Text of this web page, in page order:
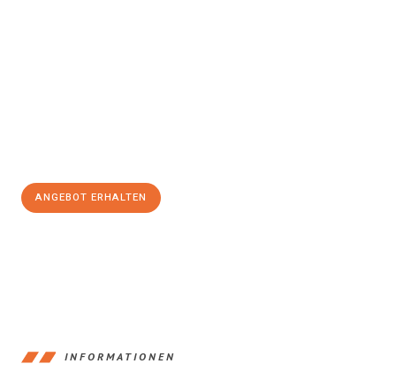
ANGEBOT ERHALTEN
INFORMATIONEN